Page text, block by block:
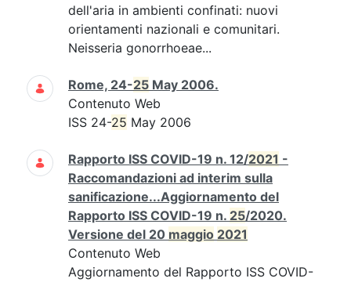
dell'aria in ambienti confinati: nuovi
orientamenti nazionali e comunitari.
Neisseria gonorrhoeae...
Rome, 24-25 May 2006.
Contenuto Web
ISS 24-25 May 2006
Rapporto ISS COVID-19 n. 12/2021 -
Raccomandazioni ad interim sulla
sanificazione...Aggiornamento del
Rapporto ISS COVID-19 n. 25/2020.
Versione del 20 maggio 2021
Contenuto Web
Aggiornamento del Rapporto ISS COVID-